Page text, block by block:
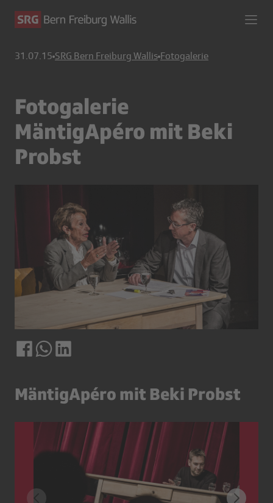
31.07.15 SRG Bern Freiburg Wallis Fotogalerie
Fotogalerie
MäntigApéro mit Beki
Probst
MäntigApéro mit Beki Probst